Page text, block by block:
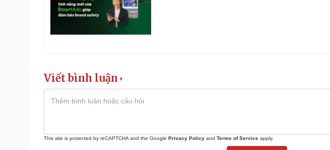
Viết bình luận
This site is protected by reCAPTCHA and the Google Privacy Policy and Terms of Service apply.